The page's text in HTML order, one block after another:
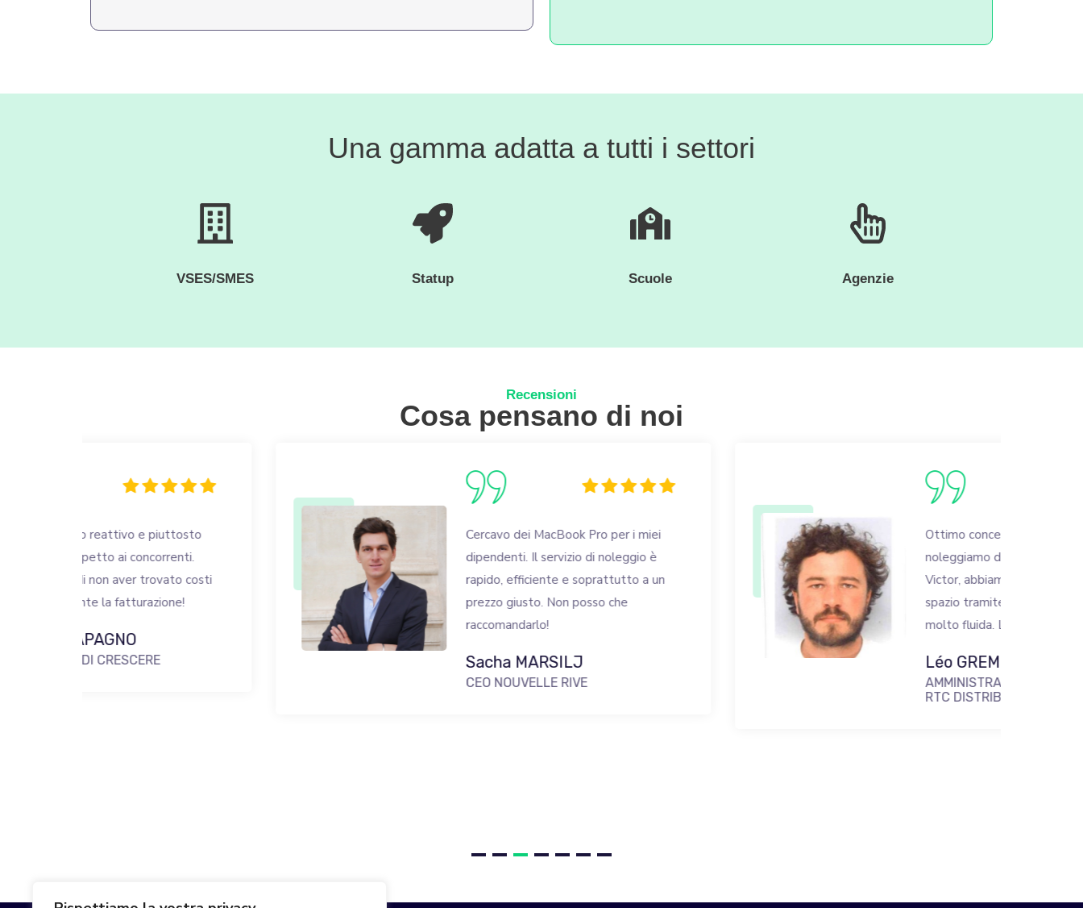
Una gamma adatta a tutti i settori
VSES/SMES Statup Scuole Agenzie
Recensioni
Cosa pensano di noi
Cercavo dei MacBook Pro per i miei
dipendenti. Il servizio di noleggio è
rapido, efficiente e soprattutto a un
prezzo giusto. Non posso che
raccomandarlo!
Ottimo concetto. Io e il mio team
noleggiamo dispositivi mobili da
Victor, abbiamo accesso al nostro
spazio tramite la piattaforma che è
molto fluida. Lo consiglio!
Léo GREMET
AMMINISTRATORE DELEGATO DI